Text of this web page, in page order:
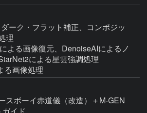
ーク・フラット補正、コンポジッ
理
よる画像復元、DenoiseAIによるノ
による星雲強調処理
る画像処理
スボーイ赤道儀（改造）＋M-GEN
イド